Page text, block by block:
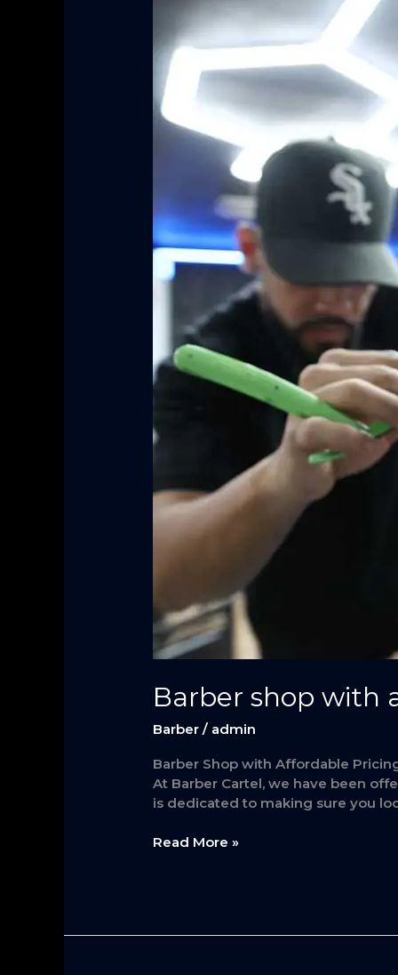
Barber shop with
Barber / admin
Barber Shop with Affordable
At Barber Cartel, we have been
is dedicated to making sure you
pricing
Las
Vegas
Read More »